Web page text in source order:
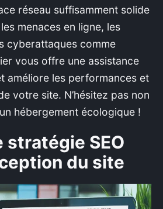
réseau suffisamment solide
menaces en ligne, les
cyberattaques comme
vous offre une assistance
améliore les performances et
votre site. N’hésitez pas non
hébergement écologique !
stratégie SEO
du site